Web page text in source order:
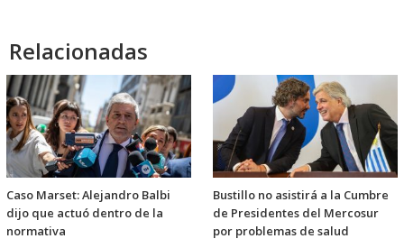
Relacionadas
Caso Marset: Alejandro Balbi
dijo que actuó dentro de la
normativa
Bustillo no asistirá a la Cumbre
de Presidentes del Mercosur
por problemas de salud